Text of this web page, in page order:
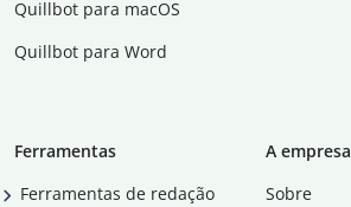
Quillbot para macOS
Quillbot para Word
Ferramentas
Ferramentas de redação
A empresa
Sobre